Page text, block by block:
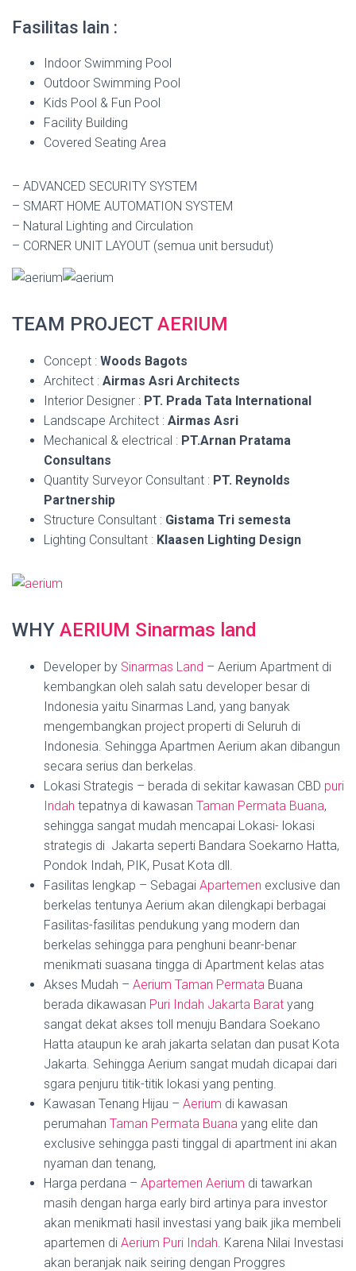
Fasilitas lain :
Indoor Swimming Pool
Outdoor Swimming Pool
Kids Pool & Fun Pool
Facility Building
Covered Seating Area
– ADVANCED SECURITY SYSTEM
– SMART HOME AUTOMATION SYSTEM
– Natural Lighting and Circulation
– CORNER UNIT LAYOUT (semua unit bersudut)
TEAM PROJECTAERIUM
Concept : Woods Bagots
Architect : Airmas Asri Architects
Interior Designer : PT. Prada Tata International
Landscape Architect : Airmas Asri
Mechanical & electrical : PT.Arnan Pratama
Consultans
Quantity Surveyor Consultant : PT. Reynolds
Partnership
Structure Consultant : Gistama Tri semesta
Lighting Consultant : Klaasen Lighting Design
WHY AERIUM Sinarmas land
Developer by Sinarmas Land – Aerium Apartment di
kembangkan oleh salah satu developer besar di
Indonesia yaitu Sinarmas Land, yang banyak
mengembangkan project properti di Seluruh di
Indonesia. Sehingga Apartmen Aerium akan dibangun
secara serius dan berkelas.
Lokasi Strategis – berada di sekitar kawasan CBD puri
Indah tepatnya di kawasan Taman Permata Buana,
sehingga sangat mudah mencapai Lokasi- lokasi
strategis di Jakarta seperti Bandara Soekarno Hatta,
Pondok Indah, PIK, Pusat Kota dll.
Fasilitas lengkap – Sebagai Apartemen exclusive dan
berkelas tentunya Aerium akan dilengkapi berbagai
Fasilitas-fasilitas pendukung yang modern dan
berkelas sehingga para penghuni beanr-benar
menikmati suasana tingga di Apartment kelas atas
Akses Mudah – Aerium Taman Permata Buana
berada dikawasan Puri Indah Jakarta Barat yang
sangat dekat akses toll menuju Bandara Soekano
Hatta ataupun ke arah jakarta selatan dan pusat Kota
Jakarta. Sehingga Aerium sangat mudah dicapai dari
sgara penjuru titik-titik lokasi yang penting.
Kawasan Tenang Hijau – Aerium di kawasan
perumahan Taman Permata Buana yang elite dan
exclusive sehingga pasti tinggal di apartment ini akan
nyaman dan tenang,
Harga perdana – Apartemen Aerium di tawarkan
masih dengan harga early bird artinya para investor
akan menikmati hasil investasi yang baik jika membeli
apartemen di Aerium Puri Indah. Karena Nilai Investasi
akan beranjak naik seiring dengan Proggres